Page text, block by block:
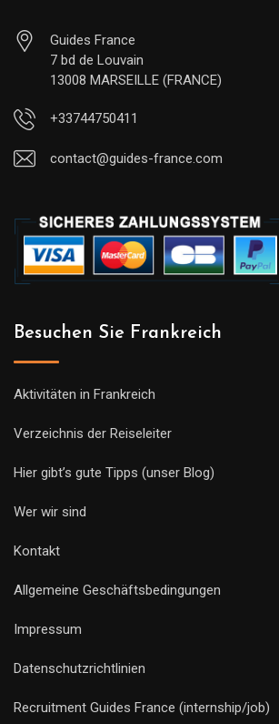
Guides France
7 bd de Louvain
13008 MARSEILLE (FRANCE)
+33744750411
contact@guides-france.com
Besuchen Sie Frankreich
Aktivitäten in Frankreich
Verzeichnis der Reiseleiter
Hier gibt’s gute Tipps (unser Blog)
Wer wir sind
Kontakt
Allgemeine Geschäftsbedingungen
Impressum
Datenschutzrichtlinien
Recruitment Guides France (internship/job)